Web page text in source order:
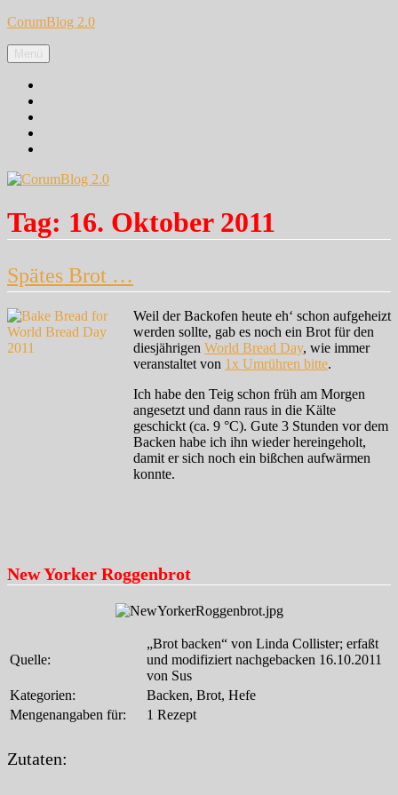
Zum
springen
CorumBlog 2.0
Menü
Tag: 16. Oktober 2011
Spätes Brot …
Weil der Backofen heute eh‘ schon aufgeheizt
werden sollte, gab es noch ein Brot für den
diesjährigen World Bread Day, wie immer
veranstaltet von 1x Umrühren bitte.
Ich habe den Teig schon früh am Morgen
angesetzt und dann raus in die Kälte
geschickt (ca. 9 °C). Gute 3 Stunden vor dem
Backen habe ich ihn wieder hereingeholt,
damit er sich noch ein bißchen aufwärmen
konnte.
New Yorker Roggenbrot
Quelle:
„Brot backen“ von Linda Collister; erfaßt
und modifiziert nachgebacken 16.10.2011
von Sus
Kategorien:
Backen, Brot, Hefe
Mengenangaben für:
1 Rezept
Zutaten: